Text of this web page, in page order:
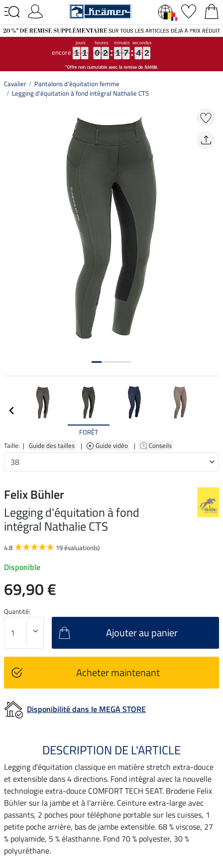
encore 1
1
1
1 1
1
1
1 0
0
0
0 2
2
2
2 1
1
1
1 7
7
7
7 4
4
4
4 1
1
1
1
Cavalier
Pantalons d'équitation femme
Legging d'équitation à fond intégral Nathalie CTS
FORÊT
Taille: | Guide des tailles | Guide vidéo | Conseils
Felix Bühler
Legging d'équitation à fond
intégral Nathalie CTS
4.8 19 évaluation(s)
Disponible
69,90 €
Quantité:
Ajouter au panier
Acheter maintenant
Disponibilité dans le MEGA STORE
DESCRIPTION DE L'ARTICLE
Legging d'équitation classique en matière stretch extra-douce
et extensible dans 4 directions. Fond intégral avec la nouvelle
technologie extra-douce COMFORT TECH SEAT. Broderie Felix
Bühler sur la jambe et à l'arrière. Ceinture extra-large avec
passants, 2 poches pour téléphone portable sur les cuisses, 1
petite poche arrière, bas de jambe extensible. 68 % viscose, 27
% polyamide, 5 % élasthanne. Fond 70 % polyester, 30 %
polyuréthane.